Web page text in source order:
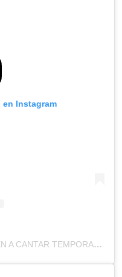
en Instagram
Una publicación compartida de VEN A CANTAR TEMPORADA 2 (@venacantartcs)